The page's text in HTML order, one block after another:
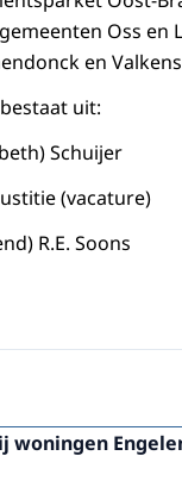
Oss en
en
uit:
Schuijer
(vacature)
R.E. Soons
woningen